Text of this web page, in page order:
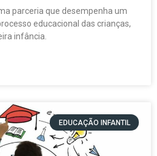
parceria que desempenha um
educacional das crianças,
infância.
EDUCAÇÃO INFANTIL